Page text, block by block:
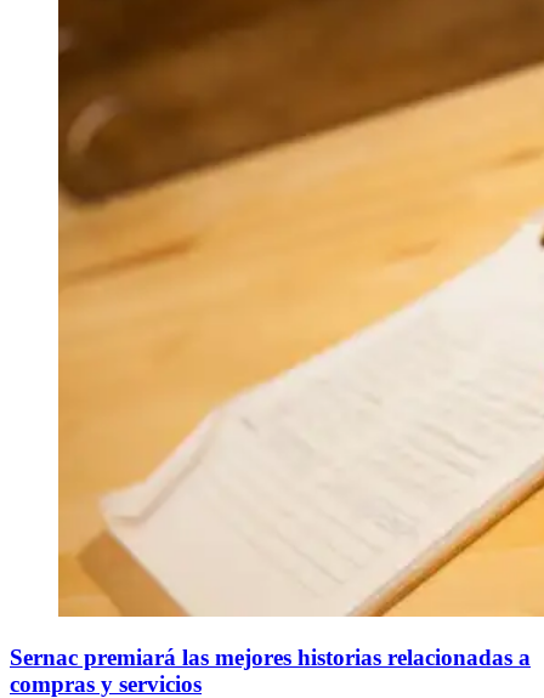
Sernac premiará las mejores historias relacionadas a
compras y servicios